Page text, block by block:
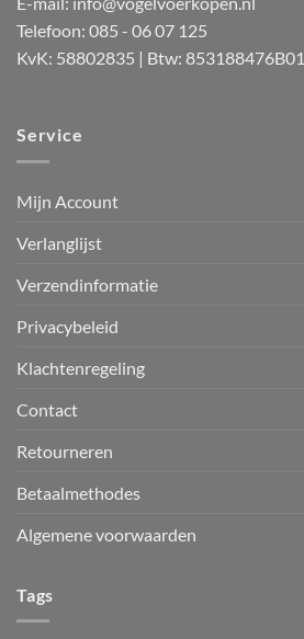
Telefoon: 085 - 06 07 125
KvK: 58802835 | Btw: 853188476B01
Service
Mijn Account
Verlanglijst
Verzendinformatie
Privacybeleid
Klachtenregeling
Contact
Retourneren
Betaalmethodes
Algemene voorwaarden
Tags